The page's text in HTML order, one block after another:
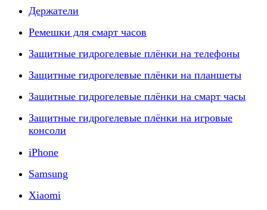
Держатели
Ремешки для смарт часов
Защитные гидрогелевые плёнки на телефоны
Защитные гидрогелевые плёнки на планшеты
Защитные гидрогелевые плёнки на смарт часы
Защитные гидрогелевые плёнки на игровые
консоли
iPhone
Samsung
Xiaomi